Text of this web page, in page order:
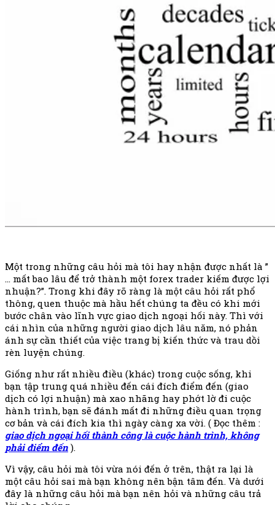
Một trong những câu hỏi mà tôi hay nhận được nhất là ”
… mất bao lâu để trở thành một forex trader kiếm được lợi
nhuận?”. Trong khi đây rõ ràng là một câu hỏi rất phổ
thông, quen thuộc mà hầu hết chúng ta đều có khi mới
bước chân vào lĩnh vực giao dịch ngoại hối này. Thì với
cái nhìn của những người giao dịch lâu năm, nó phản
ánh sự cần thiết của việc trang bị kiến thức và trau dồi
rèn luyện chúng.
Giống như rất nhiều điều (khác) trong cuộc sống, khi
bạn tập trung quá nhiều đến cái đích điểm đến (giao
dịch có lợi nhuận) mà xao nhãng hay phớt lờ đi cuộc
hành trình, bạn sẽ đánh mất đi những điều quan trọng
cơ bản và cái đích kia thì ngày càng xa vời. ( Đọc thêm :
giao dịch ngoại hối thành công là cuộc hành trình, không
phải điểm đến ).
Vì vậy, câu hỏi mà tôi vừa nói đến ở trên, thật ra lại là
một câu hỏi sai mà bạn không nên bận tâm đến. Và dưới
đây là những câu hỏi mà bạn nên hỏi và những câu trả